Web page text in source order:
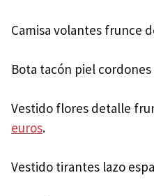
Camisa volantes frunce
Bota tacón piel cordones
Vestido flores detalle
euros.
Vestido tirantes lazo